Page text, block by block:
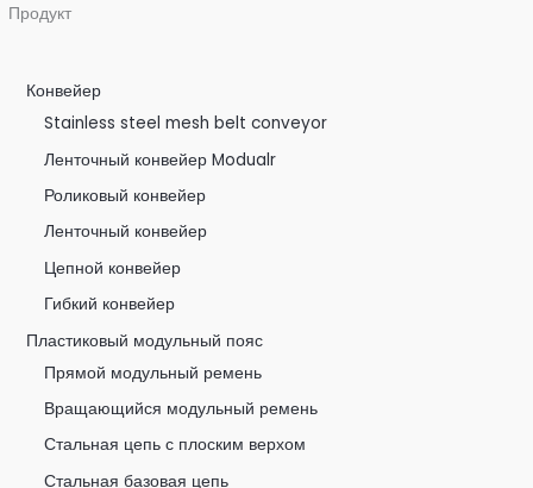
Продукт
Конвейер
Stainless steel mesh belt conveyor
Ленточный конвейер Modualr
Роликовый конвейер
Ленточный конвейер
Цепной конвейер
Гибкий конвейер
Пластиковый модульный пояс
Прямой модульный ремень
Вращающийся модульный ремень
Стальная цепь с плоским верхом
Стальная базовая цепь